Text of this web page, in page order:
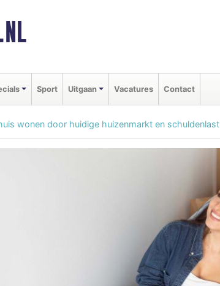
Sport Uitgaan Vacatures Contact
wonen door huidige huizenmarkt en schuldenlast